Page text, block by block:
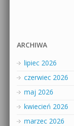
ARCHIWA
lipiec 2026
czerwiec 2026
maj 2026
kwiecień 2026
marzec 2026